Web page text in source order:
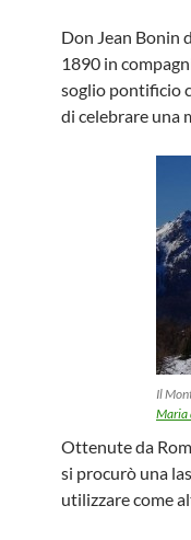
Don Jean Bonin
1890 in
soglio pontificio
di celebrare una
Il
Maria
Ottenute da
si procurò una
utilizzare come